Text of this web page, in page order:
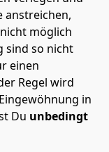
anstreichen,
nicht möglich
sind so nicht
einen
Regel wird
in
Du unbedingt